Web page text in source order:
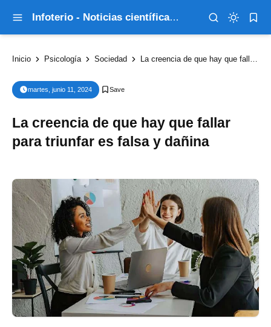
Infoterio - Noticias científicas que explican el mundo
Inicio Psicología Sociedad La creencia de que hay que fallar para triunfar es falsa y dañina
martes, junio 11, 2024
La creencia de que hay que fallar
para triunfar es falsa y dañina